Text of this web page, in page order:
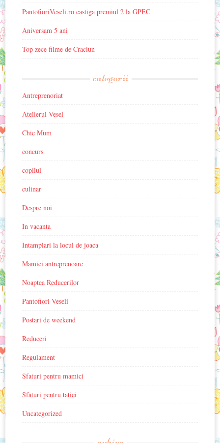
PantofioriVeseli.ro castiga premiul 2 la GPEC
Aniversam 5 ani
Top zece filme de Craciun
categorii
Antreprenoriat
Atelierul Vesel
Chic Mum
concurs
copilul
culinar
Despre noi
In vacanta
Intamplari la locul de joaca
Mamici antreprenoare
Noaptea Reducerilor
Pantofiori Veseli
Postari de weekend
Reduceri
Regulament
Sfaturi pentru mamici
Sfaturi pentru tatici
Uncategorized